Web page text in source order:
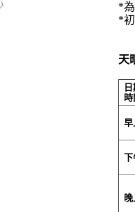
*
*
天
時
早
下